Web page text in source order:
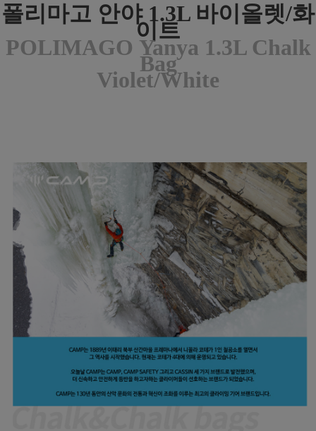
폴리마고 안야 1.3L 바이올렛/화
이트
POLIMAGO Yanya 1.3L Chalk
Bag
Violet/White